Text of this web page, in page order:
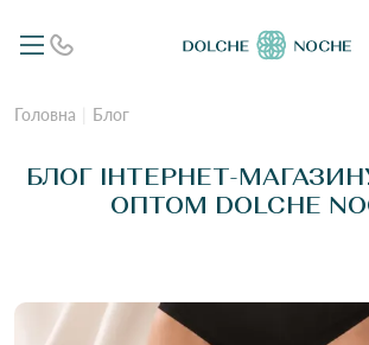
Головна Блог
БЛОГ ІНТЕРНЕТ-
ОПТОМ DOLCHE